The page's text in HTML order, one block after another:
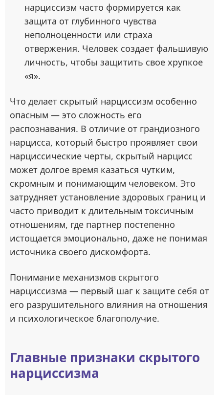
нарциссизм часто формируется как
защита от глубинного чувства
неполноценности или страха
отвержения. Человек создает фальшивую
личность, чтобы защитить свое хрупкое
«я».
Что делает скрытый нарциссизм особенно
опасным — это сложность его
распознавания. В отличие от грандиозного
нарцисса, который быстро проявляет свои
нарциссические черты, скрытый нарцисс
может долгое время казаться чутким,
скромным и понимающим человеком. Это
затрудняет установление здоровых границ и
часто приводит к длительным токсичным
отношениям, где партнер постепенно
истощается эмоционально, даже не понимая
источника своего дискомфорта.
Понимание механизмов скрытого
нарциссизма — первый шаг к защите себя от
его разрушительного влияния на отношения
и психологическое благополучие.
Главные признаки скрытого
нарциссизма